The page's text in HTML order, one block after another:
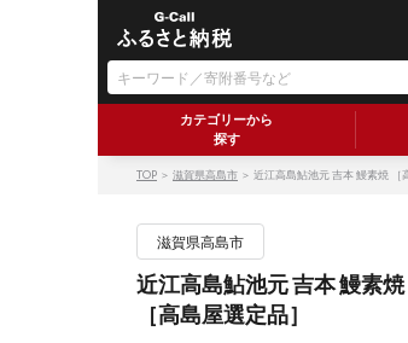
カテゴリーから
探す
TOP ＞ 滋賀県高島市 ＞ 近江高島鮎池元 吉本 鰻素焼 ［
滋賀県高島市
近江高島鮎池元 吉本 鰻素焼
［高島屋選定品］